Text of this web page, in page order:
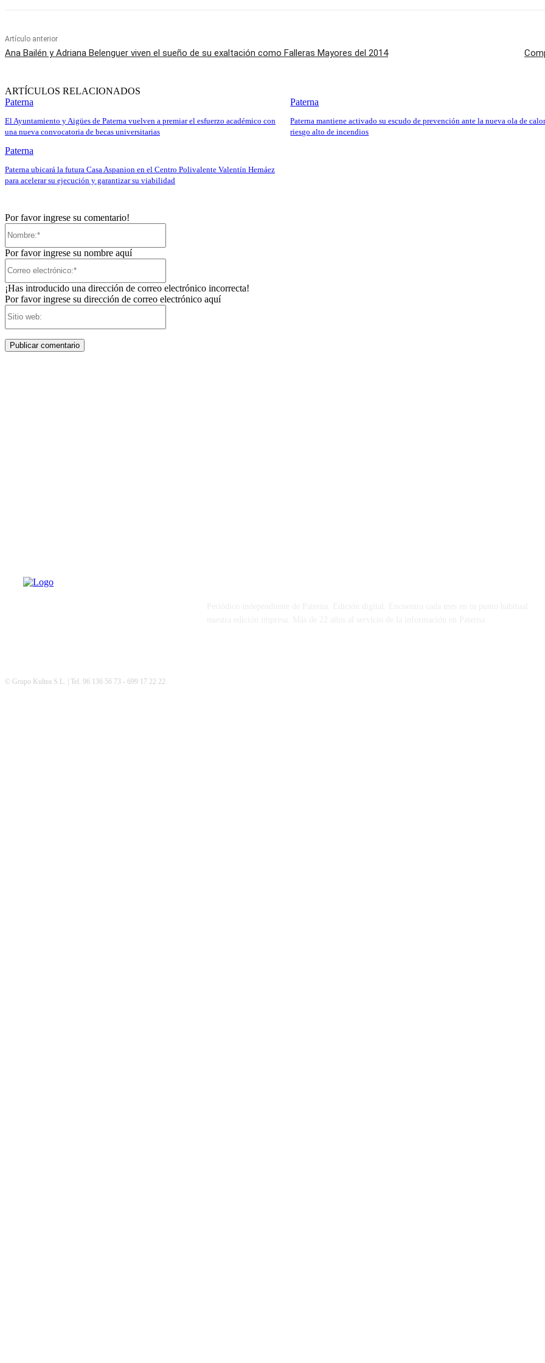
Artículo anterior
Ana Bailén y Adriana Belenguer viven el sueño de su exaltación como Falleras Mayores del 2014
ARTÍCULOS RELACIONADOS
Paterna
El Ayuntamiento y Aigües de Paterna vuelven a premiar el esfuerzo académico con
una nueva convocatoria de becas universitarias
Paterna
Paterna mantiene activado su escudo de prevención ante la nueva ola de
riesgo alto de incendios
Paterna
Paterna ubicará la futura Casa Aspanion en el Centro Polivalente Valentín Hernáez
para acelerar su ejecución y garantizar su viabilidad
Por favor ingrese su comentario!
Por favor ingrese su nombre aquí
¡Has introducido una dirección de correo electrónico incorrecta!
Por favor ingrese su dirección de correo electrónico aquí
© Grupo Kultea S.L. | Tel. 96 136 56 73 - 699 17 22 22